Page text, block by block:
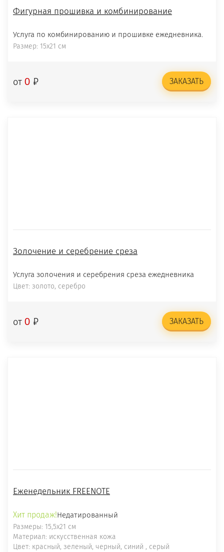
Фигурная прошивка и комбинирование
Услуга по комбинированию и прошивке ежедневника.
Размер: 15х21 см
от 0 ₽ ЗАКАЗАТЬ
Золочение и серебрение среза
Услуга золочения и серебрения среза ежедневника
Цвет: золото, серебро
от 0 ₽ ЗАКАЗАТЬ
Еженедельник FREENOTE
Хит продаж!Недатированный
Размеры: 15,5х21 см
Материал: искусственная кожа
Цвет: красный, зеленый, черный, синий , серый